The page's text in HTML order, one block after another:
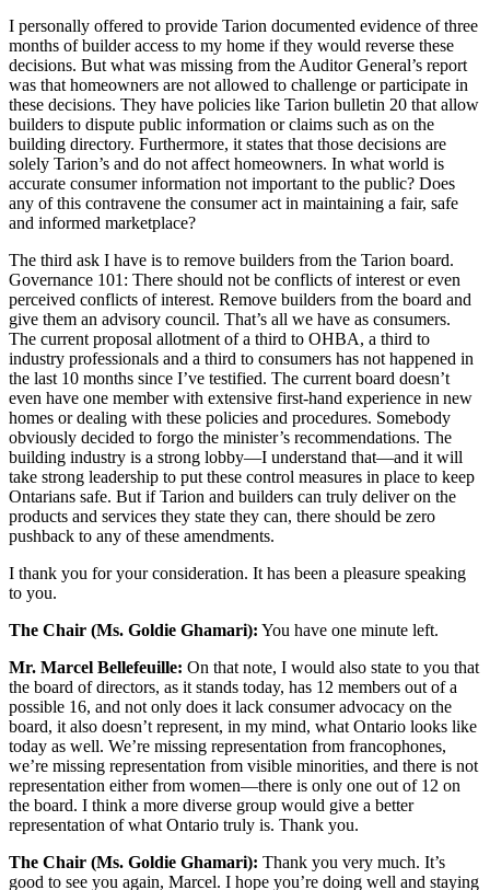
I personally offered to provide Tarion documented evidence of three
months of builder access to my home if they would reverse these
decisions. But what was missing from the Auditor General’s report
was that homeowners are not allowed to challenge or participate in
these decisions. They have policies like Tarion bulletin 20 that allow
builders to dispute public information or claims such as on the
building directory. Furthermore, it states that those decisions are
solely Tarion’s and do not affect homeowners. In what world is
accurate consumer information not important to the public? Does
any of this contravene the consumer act in maintaining a fair, safe
and informed marketplace?
The third ask I have is to remove builders from the Tarion board.
Governance 101: There should not be conflicts of interest or even
perceived conflicts of interest. Remove builders from the board and
give them an advisory council. That’s all we have as consumers.
The current proposal allotment of a third to OHBA, a third to
industry professionals and a third to consumers has not happened in
the last 10 months since I’ve testified. The current board doesn’t
even have one member with extensive first-hand experience in new
homes or dealing with these policies and procedures. Somebody
obviously decided to forgo the minister’s recommendations. The
building industry is a strong lobby—I understand that—and it will
take strong leadership to put these control measures in place to keep
Ontarians safe. But if Tarion and builders can truly deliver on the
products and services they state they can, there should be zero
pushback to any of these amendments.
I thank you for your consideration. It has been a pleasure speaking
to you.
The Chair (Ms. Goldie Ghamari): You have one minute left.
Mr. Marcel Bellefeuille: On that note, I would also state to you that
the board of directors, as it stands today, has 12 members out of a
possible 16, and not only does it lack consumer advocacy on the
board, it also doesn’t represent, in my mind, what Ontario looks like
today as well. We’re missing representation from francophones,
we’re missing representation from visible minorities, and there is not
representation either from women—there is only one out of 12 on
the board. I think a more diverse group would give a better
representation of what Ontario truly is. Thank you.
The Chair (Ms. Goldie Ghamari): Thank you very much. It’s
good to see you again, Marcel. I hope you’re doing well and staying